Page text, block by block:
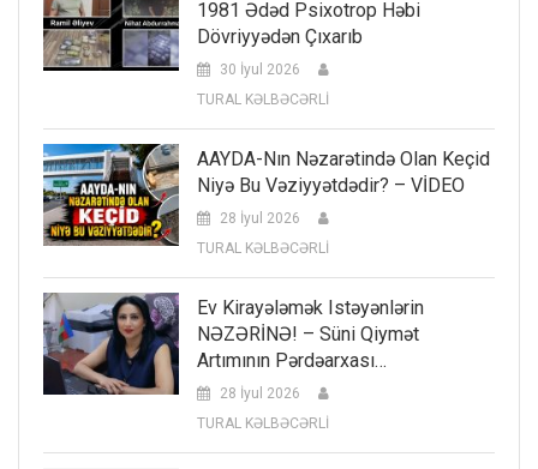
1981 Ədəd Psixotrop Həbi
Dövriyyədən Çıxarıb
30 İyul 2026
TURAL KƏLBƏCƏRLİ
AAYDA-Nın Nəzarətində Olan Keçid
Niyə Bu Vəziyyətdədir? – VİDEO
28 İyul 2026
TURAL KƏLBƏCƏRLİ
Ev Kirayələmək Istəyənlərin
NƏZƏRİNƏ! – Süni Qiymət
Artımının Pərdəarxası…
28 İyul 2026
TURAL KƏLBƏCƏRLİ